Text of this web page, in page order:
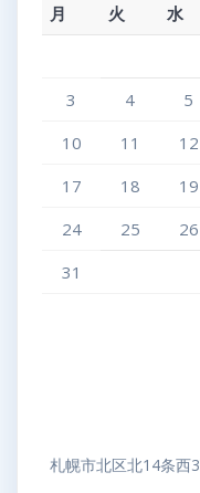
月 火 水
3
4 5
10
11 12
17
18 19
24
25 26
31
札幌市北区北14条西